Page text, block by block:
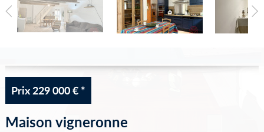
Prix229 000 €*
Maison vigneronne